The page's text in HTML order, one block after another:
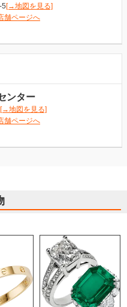
5[→地図を見る]
舗ページへ
ンター
[→地図を見る]
舗ページへ